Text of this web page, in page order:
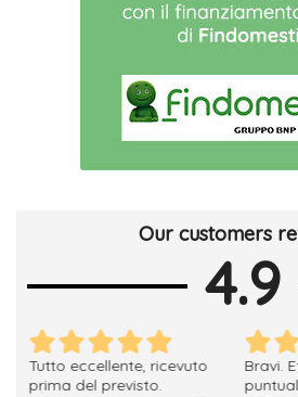
Our customers
4.9
Tutto eccellente, ricevuto
prima del previsto.
Bravi.